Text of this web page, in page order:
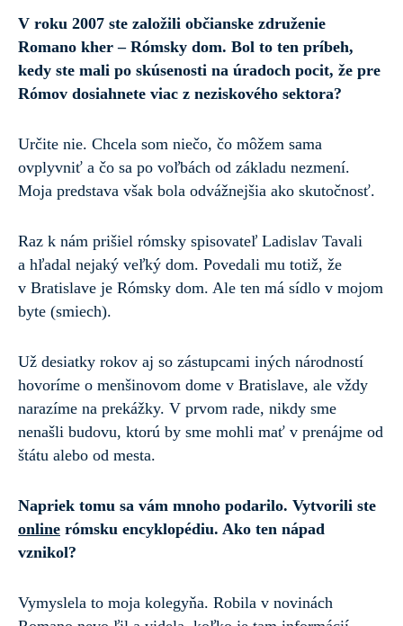
V roku 2007 ste založili občianske združenie
Romano kher – Rómsky dom. Bol to ten príbeh,
kedy ste mali po skúsenosti na úradoch pocit, že pre
Rómov dosiahnete viac z neziskového sektora?
Určite nie. Chcela som niečo, čo môžem sama
ovplyvniť a čo sa po voľbách od základu nezmení.
Moja predstava však bola odvážnejšia ako skutočnosť.
Raz k nám prišiel rómsky spisovateľ Ladislav Tavali
a hľadal nejaký veľký dom. Povedali mu totiž, že
v Bratislave je Rómsky dom. Ale ten má sídlo v mojom
byte (smiech).
Už desiatky rokov aj so zástupcami iných národností
hovoríme o menšinovom dome v Bratislave, ale vždy
narazíme na prekážky. V prvom rade, nikdy sme
nenašli budovu, ktorú by sme mohli mať v prenájme od
štátu alebo od mesta.
Napriek tomu sa vám mnoho podarilo. Vytvorili ste
online rómsku encyklopédiu. Ako ten nápad
vznikol?
Vymyslela to moja kolegyňa. Robila v novinách